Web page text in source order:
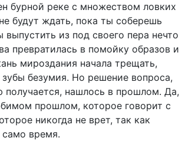
бурной реке с множеством ловких
будут ждать, пока ты соберешь
выпустить из под своего пера нечто
превратилась в помойку образов и
мироздания начала трещать,
безумия. Но решение вопроса,
получается, нашлось в прошлом. Да,
прошлом, которое говорит с
никогда не врет, так как
время.